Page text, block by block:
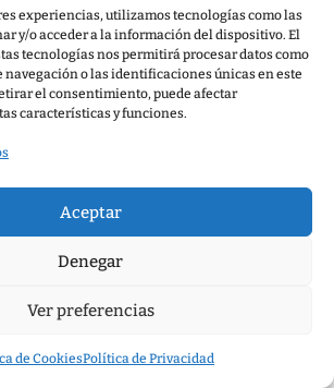
experiencias, utilizamos tecnologías como las
y/o acceder a la información del dispositivo. El
tecnologías nos permitirá procesar datos como
navegación o las identificaciones únicas en este
el consentimiento, puede afectar
características y funciones.
Aceptar
Denegar
Ver preferencias
de CookiesPolítica de Privacidad
así como para
prestado.
en que la información
relacionada únicamente
identificadores únicos de
no esté relacionada con datos
directamente al usuario,
anteriores no serán
menos que el usuario
información adicional que
identificación.